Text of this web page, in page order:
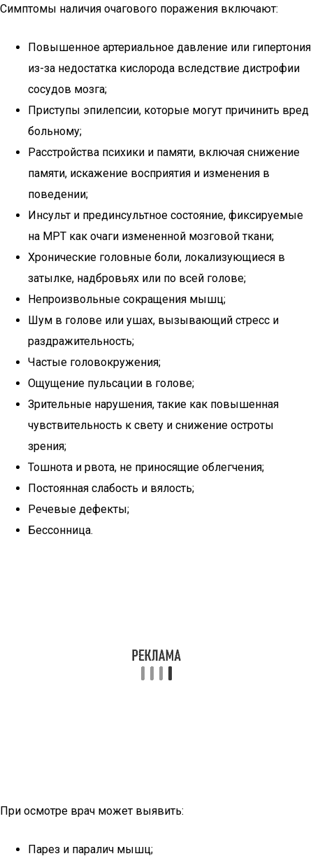
Симптомы наличия очагового поражения включают:
Повышенное артериальное давление или гипертония
из-за недостатка кислорода вследствие дистрофии
сосудов мозга;
Приступы эпилепсии, которые могут причинить вред
больному;
Расстройства психики и памяти, включая снижение
памяти, искажение восприятия и изменения в
поведении;
Инсульт и прединсультное состояние, фиксируемые
на МРТ как очаги измененной мозговой ткани;
Хронические головные боли, локализующиеся в
затылке, надбровьях или по всей голове;
Непроизвольные сокращения мышц;
Шум в голове или ушах, вызывающий стресс и
раздражительность;
Частые головокружения;
Ощущение пульсации в голове;
Зрительные нарушения, такие как повышенная
чувствительность к свету и снижение остроты
зрения;
Тошнота и рвота, не приносящие облегчения;
Постоянная слабость и вялость;
Речевые дефекты;
Бессонница.
При осмотре врач может выявить:
Парез и паралич мышц;